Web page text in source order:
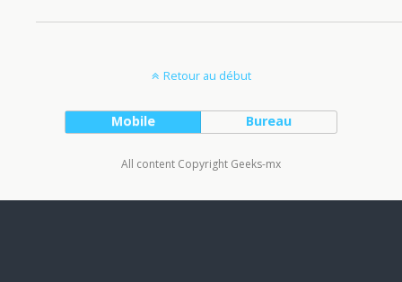
Retour au début
Mobile Bureau
All content Copyright Geeks-mx